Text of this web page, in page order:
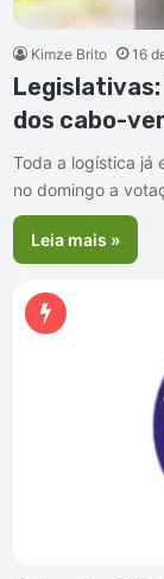
Kimze Brito 16
dos cabo-
Toda a logística já
no domingo a
Leia mais »